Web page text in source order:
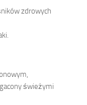
zdrowych
świeżymi